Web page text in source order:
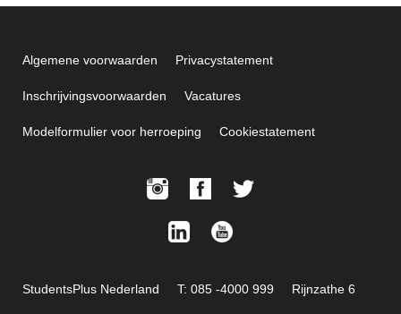
Algemene voorwaarden Privacystatement
Inschrijvingsvoorwaarden Vacatures
Modelformulier voor herroeping Cookiestatement
StudentsPlus Nederland T: 085 -4000 999 Rijnzathe 6